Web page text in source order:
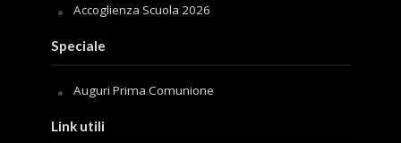
Accoglienza Scuola 2026
Speciale
Auguri Prima Comunione
Link utili